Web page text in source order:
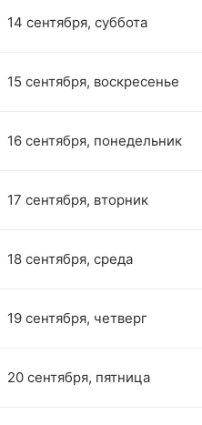
14 сентября, суббота
15 сентября, воскресенье
16 сентября, понедельник
17 сентября, вторник
18 сентября, среда
19 сентября, четверг
20 сентября, пятница